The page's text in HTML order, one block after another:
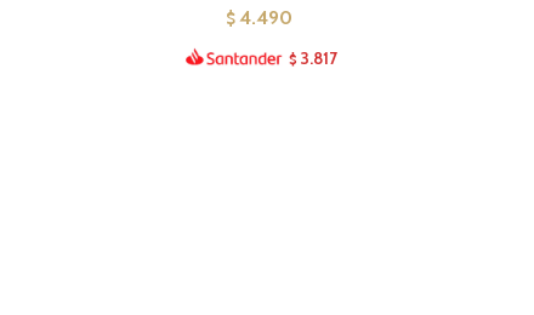
$ 4.490
$ 3.817